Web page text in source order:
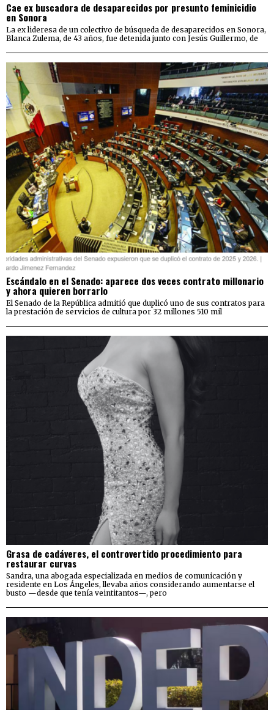
Cae ex buscadora de desaparecidos por presunto feminicidio
en Sonora
La ex lideresa de un colectivo de búsqueda de desaparecidos en Sonora,
Blanca Zulema, de 43 años, fue detenida junto con Jesús Guillermo, de
Escándalo en el Senado: aparece dos veces contrato millonario
y ahora quieren borrarlo
El Senado de la República admitió que duplicó uno de sus contratos para
la prestación de servicios de cultura por 32 millones 510 mil
Grasa de cadáveres, el controvertido procedimiento para
restaurar curvas
Sandra, una abogada especializada en medios de comunicación y
residente en Los Ángeles, llevaba años considerando aumentarse el
busto —desde que tenía veintitantos—, pero